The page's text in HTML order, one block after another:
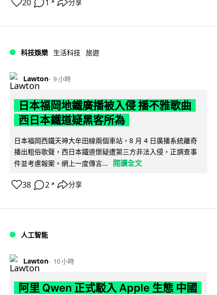
20 1 ↗ 分享
科技娛樂 生活科技 旅遊
Lawton 9 小時
日本福岡地鐵廣播被入侵 播不雅歌曲
西日本鐵道疑黑客所為
日本福岡西鐵天神大牟田線兩個車站，8 月 4 日廣播系統離奇
播出粗俗歌聲，西日本鐵道懷疑遭第三方非法入侵，正調查事
件並考慮報案。網上一度傳言...
閱讀全文
38 2 ↗ 分享
人工智能
Lawton 10 小時
阿里 Qwen 正式駁入 Apple 生態 中國